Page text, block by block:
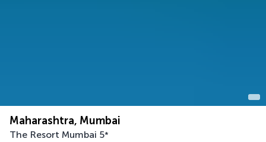
Maharashtra, Mumbai
The Resort Mumbai 5*